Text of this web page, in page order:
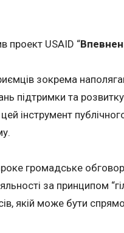
проект USAID “
зокрема
підтримки та
інструмент
громадське
за принципом
якій може бути